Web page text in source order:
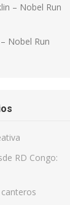
– Nobel Run
Nobel Run
RD Congo: